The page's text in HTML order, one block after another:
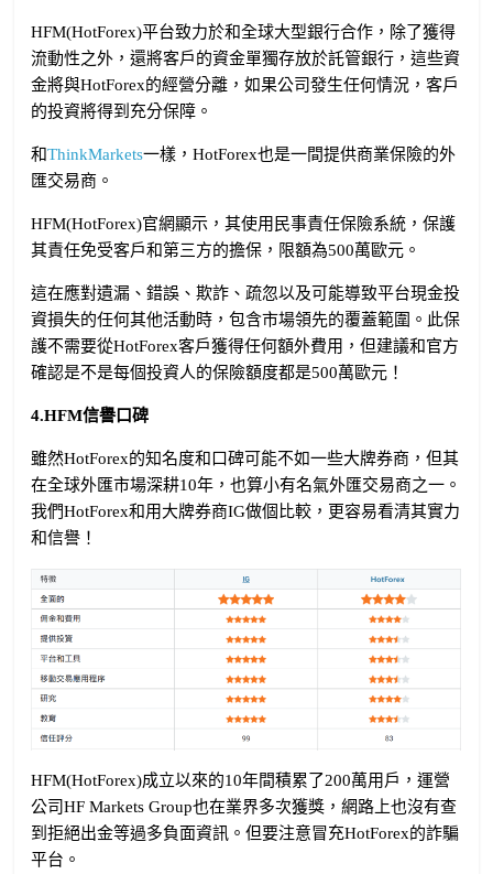
HFM(HotForex)平台致力於和全球大型銀行合作，除了獲得
流動性之外，還將客戶的資金單獨存放於託管銀行，這些資
金將與HotForex的經營分離，如果公司發生任何情況，客戶
的投資將得到充分保障。
和ThinkMarkets一樣，HotForex也是一間提供商業保險的外
匯交易商。
HFM(HotForex)官網顯示，其使用民事責任保險系統，保護
其責任免受客戶和第三方的擔保，限額為500萬歐元。
這在應對遺漏、錯誤、欺詐、疏忽以及可能導致平台現金投
資損失的任何其他活動時，包含市場領先的覆蓋範圍。此保
護不需要從HotForex客戶獲得任何額外費用，但建議和官方
確認是不是每個投資人的保險額度都是500萬歐元！
4.HFM信譽口碑
雖然HotForex的知名度和口碑可能不如一些大牌券商，但其
在全球外匯市場深耕10年，也算小有名氣外匯交易商之一。
我們HotForex和用大牌券商IG做個比較，更容易看清其實力
和信譽！
HFM(HotForex)成立以來的10年間積累了200萬用戶，運營
公司HF Markets Group也在業界多次獲獎，網路上也沒有查
到拒絕出金等過多負面資訊。但要注意冒充HotForex的詐騙
平台。